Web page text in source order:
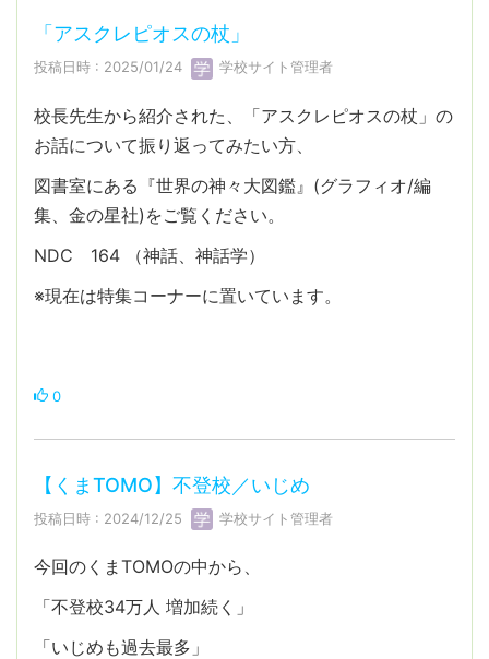
「アスクレピオスの杖」
投稿日時 : 2025/01/24 学校サイト管理者
校長先生から紹介された、「アスクレピオスの杖」の
お話について振り返ってみたい方、
図書室にある『世界の神々大図鑑』(グラフィオ/編
集、金の星社)をご覧ください。
NDC 164 （神話、神話学）
※現在は特集コーナーに置いています。
0
【くまTOMO】不登校／いじめ
投稿日時 : 2024/12/25 学校サイト管理者
今回のくまTOMOの中から、
「不登校34万人 増加続く」
「いじめも過去最多」